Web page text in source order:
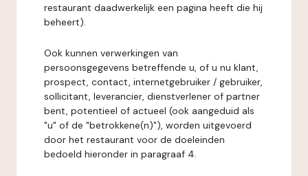
restaurant daadwerkelijk een pagina heeft die hij
beheert).
Ook kunnen verwerkingen van
persoonsgegevens betreffende u, of u nu klant,
prospect, contact, internetgebruiker / gebruiker,
sollicitant, leverancier, dienstverlener of partner
bent, potentieel of actueel (ook aangeduid als
"u" of de "betrokkene(n)"), worden uitgevoerd
door het restaurant voor de doeleinden
bedoeld hieronder in paragraaf 4.